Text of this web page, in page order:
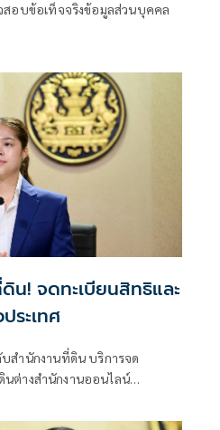
สอบข้อเท็จจริงข้อมูลส่วนบุคคล
น! จดทะเบียนสิทธิและ
ระเทศ
สำนักงานที่ดิน บริการจด
ต่างสำนักงานออนไลน์
ทรอนิกส์ทั้งระบบ